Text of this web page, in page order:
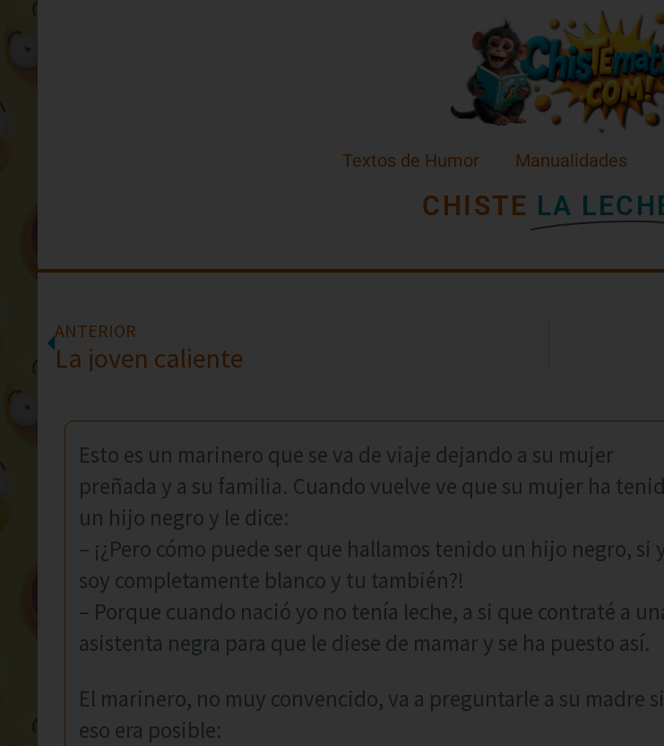
Textos de Humor Manualidades
CHISTE LA
ANTERIOR
La joven caliente
Esto es un marinero que se va de viaje dejando a su mujer
preñada y a su familia. Cuando vuelve ve que su mujer ha
un hijo negro y le dice:
– ¡¿Pero cómo puede ser que hallamos tenido un hijo negro, si
soy completamente blanco y tu también?!
– Porque cuando nació yo no tenía leche, a si que contraté a
asistenta negra para que le diese de mamar y se ha puesto así.
El marinero, no muy convencido, va a preguntarle a su madre si
eso era posible: